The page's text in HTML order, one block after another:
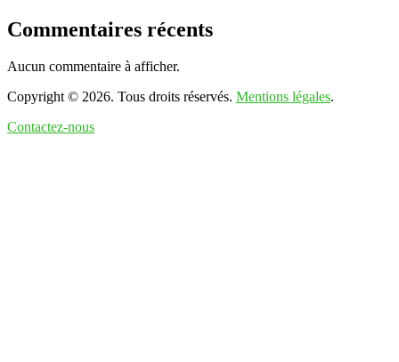
Commentaires récents
Aucun commentaire à afficher.
Copyright © 2026. Tous droits réservés. Mentions légales.
Contactez-nous